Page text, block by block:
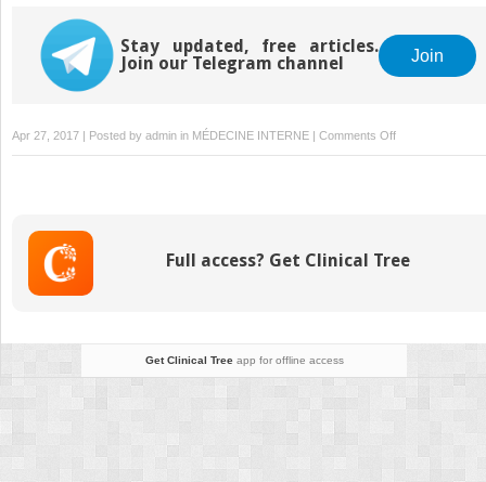
Stay updated, free articles.
Join our Telegram channel
Join
Apr 27, 2017 | Posted by admin in MÉDECINE INTERNE Comments Offon
3:
Full access? Get Clinical Tree
Get Clinical Treeapp for offline access